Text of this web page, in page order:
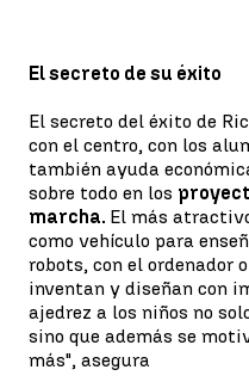
El secreto de su éxito
El secreto del éxito de
con el centro, con los
también ayuda
sobre todo en los
marcha. El más
como vehículo para
robots, con el ordenador
inventan y diseñan con
ajedrez a los niños no
sino que además se
más", asegura